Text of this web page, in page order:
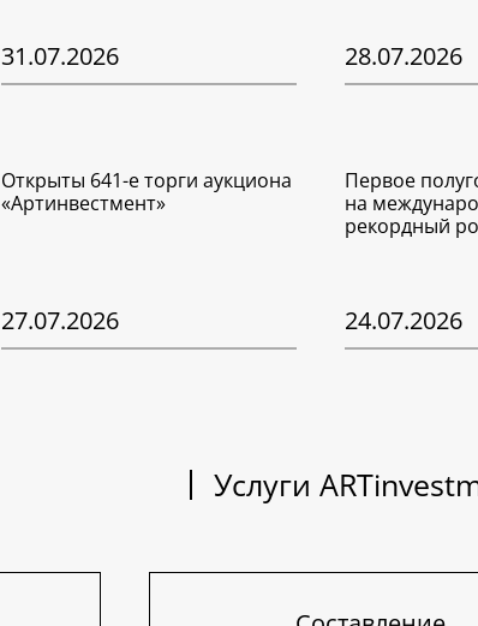
31.07.2026 28.07.2026
Открыты 641-е торги аукциона
«Артинвестмент»
27.07.2026
Первое
на
рекордный
24.07.2026
Услуги